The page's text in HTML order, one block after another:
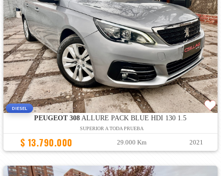
DIESEL
PEUGEOT 308 ALLURE PACK BLUE HDI 130 1.5
SUPERIOR A TODA PRUEBA
$ 13.790.000 29.000 Km 2021